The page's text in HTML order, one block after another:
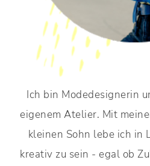
Ich bin Modedesignerin
eigenem Atelier. Mit
kleinen Sohn lebe ich in
kreativ zu sein - egal ob